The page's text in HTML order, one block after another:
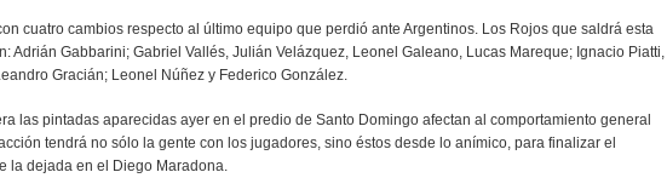
cuatro cambios respecto al último equipo que perdió ante Argentinos. Los Rojos que saldrá esta
Adrián Gabbarini; Gabriel Vallés, Julián Velázquez, Leonel Galeano, Lucas Mareque; Ignacio Piatti,
Gracián; Leonel Núñez y Federico González.
las pintadas aparecidas ayer en el predio de Santo Domingo afectan al comportamiento general
tendrá no sólo la gente con los jugadores, sino éstos desde lo anímico, para finalizar el
la dejada en el Diego Maradona.